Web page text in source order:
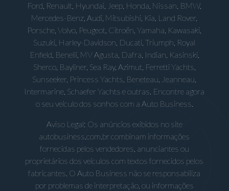
Ford, Renault, Hyundai, Jeep, Honda, Nissan, BMW,
Mercedes-Benz, Audi, Mitsubishi, Kia, Land Rover,
Porsche, Volvo, Peugeot, Citroën, Yamaha, Kawasaki,
Suzuki, Harley-Davidson, Ducati, Triumph, Royal
Enfield, Benelli, MV Agusta, Dafra, Indian, Kasinski,
Sherco, Bayliner, Sea Ray, Azimut, Ferretti Yachts,
Sunseeker, Princess Yachts, Beneteau, Jeanneau,
Intermarine, Schaefer Yachts e outras. Encontre agora
o seu veículo dos sonhos com a Auto Business.
Aviso Legal: Os anúncios exibidos no site
autobusiness.com.br combinam informações
fornecidas pelos vendedores, anunciantes ou
proprietários dos veículos com textos fornecidos pelos
fabricantes. O Auto Business não se responsabiliza
por problemas de interpretação, ou informações